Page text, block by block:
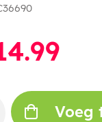
Voeg